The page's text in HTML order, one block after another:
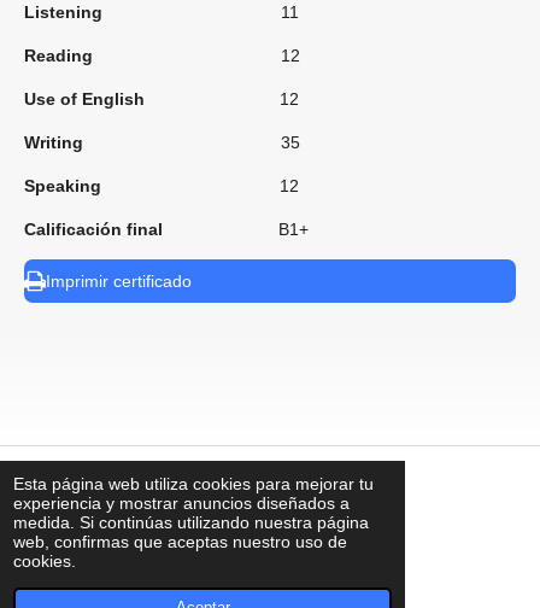
Esta página web utiliza cookies para mejorar tu
experiencia y mostrar anuncios diseñados a
medida. Si continúas utilizando nuestra página
web, confirmas que aceptas nuestro uso de
cookies.
Listening 11
Reading 12
Use of English 12
Writing 35
Speaking 12
Calificación final B1+
Imprimir certificado
⠀
contacto@uks.com.mx